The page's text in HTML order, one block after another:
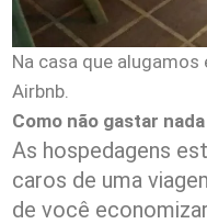
Na casa que alugamos
Airbnb.
Como não gastar
As hospedagens
caros de uma
de você